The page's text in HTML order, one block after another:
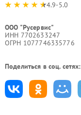
4.9-5.0
ООО "Русервис"
ИНН 7702633247
ОГРН 1077746335776
Поделиться в соц. сетях: